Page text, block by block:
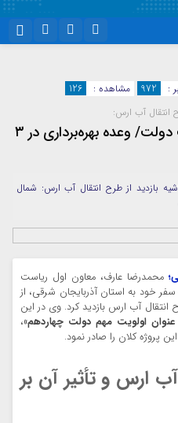
ایتا
واتساپ
:
972 مشاهده :
126
انتقال آب ارس:
حل تنش آبی اولویت نخست دولت/ وعده بهره‌برداری در ۳
بازدید از طرح انتقال آب ارس: شمال
محمدرضا عارف، معاون اول ریاست
خود به استان آذربایجان شرقی، از
انتقال آب ارس بازدید کرد. وی در این
اولویت مهم دولت چهاردهم»،
پروژه کلان را صادر نمود.
ارس و تأثیر آن بر